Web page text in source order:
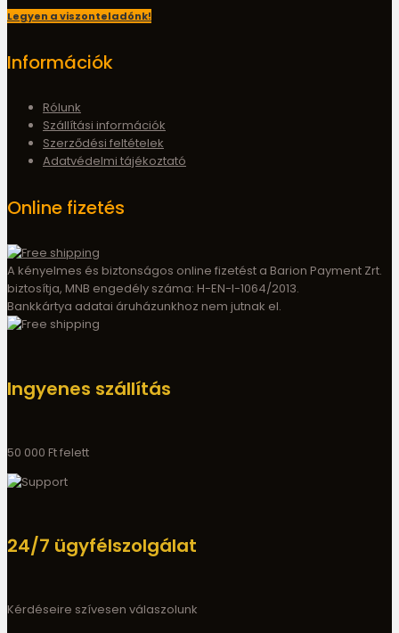
Legyen a viszonteladónk!
Információk
Rólunk
Szállítási információk
Szerződési feltételek
Adatvédelmi tájékoztató
Online fizetés
A kényelmes és biztonságos online fizetést a Barion Payment Zrt.
biztosítja, MNB engedély száma: H-EN-I-1064/2013.
Bankkártya adatai áruházunkhoz nem jutnak el.
Ingyenes szállítás
50 000 Ft felett
24/7 ügyfélszolgálat
Kérdéseire szívesen válaszolunk